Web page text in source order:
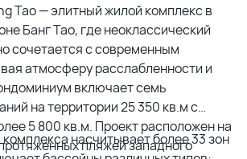
Tao — элитный жилой комплекс в
Банг Тао, где неоклассический
сочетается с современным
атмосферу расслабленности и
включает семь
на территории 25 350 кв.м с
5 800 кв.м. Проект расположен на
пляжей западного
насчитывает более 33 зон